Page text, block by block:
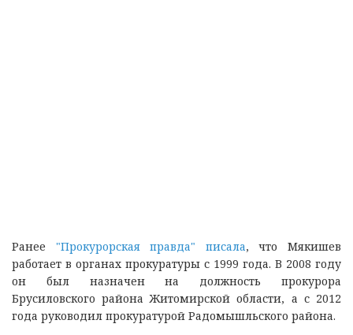
Ранее "Прокурорская правда" писала, что Мякишев
работает в органах прокуратуры с 1999 года. В 2008 году
он был назначен на должность прокурора
Брусиловского района Житомирской области, а с 2012
года руководил прокуратурой Радомышльского района.